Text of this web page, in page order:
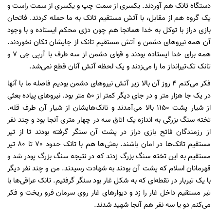
دستگاه تانک هم آوردند. یکسری از سمت چپ و یکسری از سمت راست و
یک گروه هم از مقابل، با آتش مستقیم تانک به ما حمله کردند. فاتحان
بازی دراز با توکل به خدا همانجا هم چون دژی محکم ایستاده و با وجود
آن همه نیروهای دشمن و آتش مستقیم تانک از جایشان تکان نخوردند.
همه برای خدا ایستاده بودند و قوای دشمن از سه طرف با آرپی جی 7 و
تانک تک‌تیرانداز ما را می‌زدند و یک لحظه آتش آنان قطع نمی‌شد.
فکر می‌کنم 4 روز آن بالا زیر آتش نیروهای دشمن بودیم فاصله ما با آنها
در یک جا هزار متر و در جای دیگر کمتر از 50 متر بود. نیروهای پیاده بعثی
از شیار پشت 1150 بالا می‌آمدند و تانک‌هایشان از شیار آن طرف قله.
تخته سنگ بزرگی به اندازه یک اتاق سه در چهار متری آنجا بود و چند نفر
از رزمندگان فاتح بازی دراز در پشت آن سنگر گرفته بودند تا از تیر
مستقیم تانک‌ها در امان باشند. بعثی‌ها هم با تانک حدود 70 تا 80 تیر
مستقیم به این تخته سنگ بزرگ زدند که در نتیجه سنگ بزرگ پودر شد و
قهرمانان اسلام که پشت آن بودند به شهادت رسیدند. من و چند نفر دیگر
با یک تیربار در نقطه‌ای که به شکل غار بود سنگر گرفتیم. تانک عراقی‌ها با
تیر مستقیم داخل غار را زد و دیوارهای غار روی سرمان فرو ریخت و فکر
می‌کنم دو یا سه نفر هم آنجا شهید شدند.